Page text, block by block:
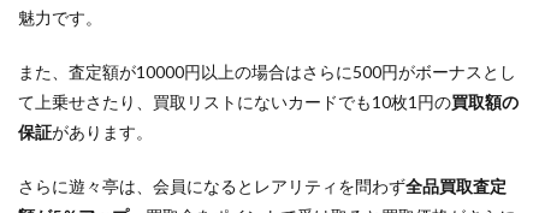
魅力です。
また、査定額が10000円以上の場合はさらに500円がボーナスとし
て上乗せさたり、買取リストにないカードでも10枚1円の買取額の
保証があります。
さらに遊々亭は、会員になるとレアリティを問わず全品買取査定